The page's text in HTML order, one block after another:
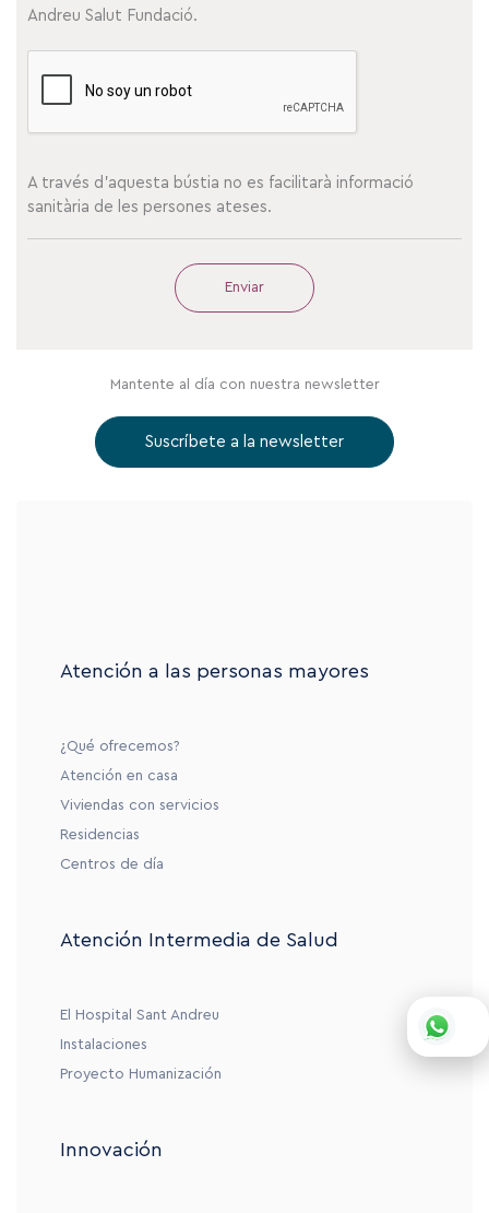
Andreu Salut Fundació.
A través d’aquesta bústia no es facilitarà informació
sanitària de les persones ateses.
Mantente al día con nuestra newsletter
Suscríbete a la newsletter
Atención a las personas mayores
¿Qué ofrecemos?
Atención en casa
Viviendas con servicios
Residencias
Centros de día
Atención Intermedia de Salud
El Hospital Sant Andreu
Instalaciones
Proyecto Humanización
Innovación